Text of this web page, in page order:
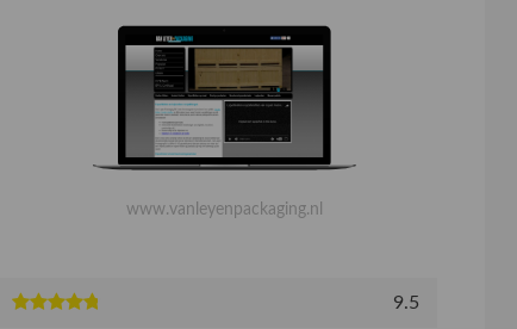
www.vanleyenpackaging.nl
9.5